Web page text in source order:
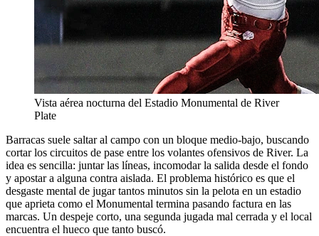
Vista aérea nocturna del Estadio Monumental de River
Plate
Barracas suele saltar al campo con un bloque medio-bajo, buscando
cortar los circuitos de pase entre los volantes ofensivos de River. La
idea es sencilla: juntar las líneas, incomodar la salida desde el fondo
y apostar a alguna contra aislada. El problema histórico es que el
desgaste mental de jugar tantos minutos sin la pelota en un estadio
que aprieta como el Monumental termina pasando factura en las
marcas. Un despeje corto, una segunda jugada mal cerrada y el local
encuentra el hueco que tanto buscó.